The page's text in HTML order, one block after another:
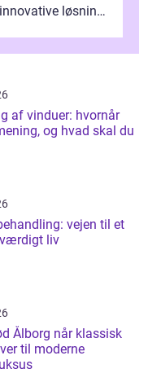
løsning
af vinduer: hvornår
og hvad skal du
vejen til et
liv
når klassisk
til moderne